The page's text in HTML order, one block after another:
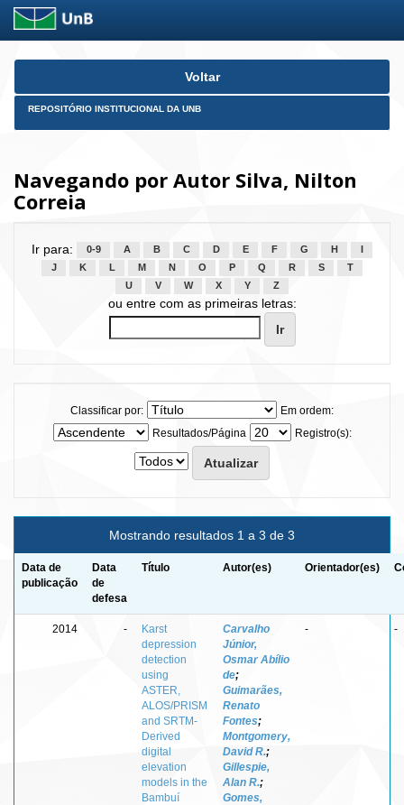
Skip
Voltar
REPOSITÓRIO INSTITUCIONAL DA UNB
Navegando por Autor Silva, Nilton
Correia
Ir para: 0-9 A B C D E F G H
J
K L M N O P Q R S
T
U
V W X Y Z
ou entre com as primeiras letras:
Classificar por:
Em ordem:
Resultados/Página
Registro(s):
Mostrando resultados 1 a 3 de 3
Data de
publicação
Data
de
defesa
Título Autor(es) Orientador(es)
2014 -
Karst
depression
detection
using
ASTER,
ALOS/PRISM
and SRTM-
Derived
digital
elevation
models in the
Bambuí
Carvalho
Júnior,
Osmar Abílio
de;
Guimarães,
Renato
Fontes;
Montgomery,
David R.;
Gillespie,
Alan R.;
Gomes,
- -